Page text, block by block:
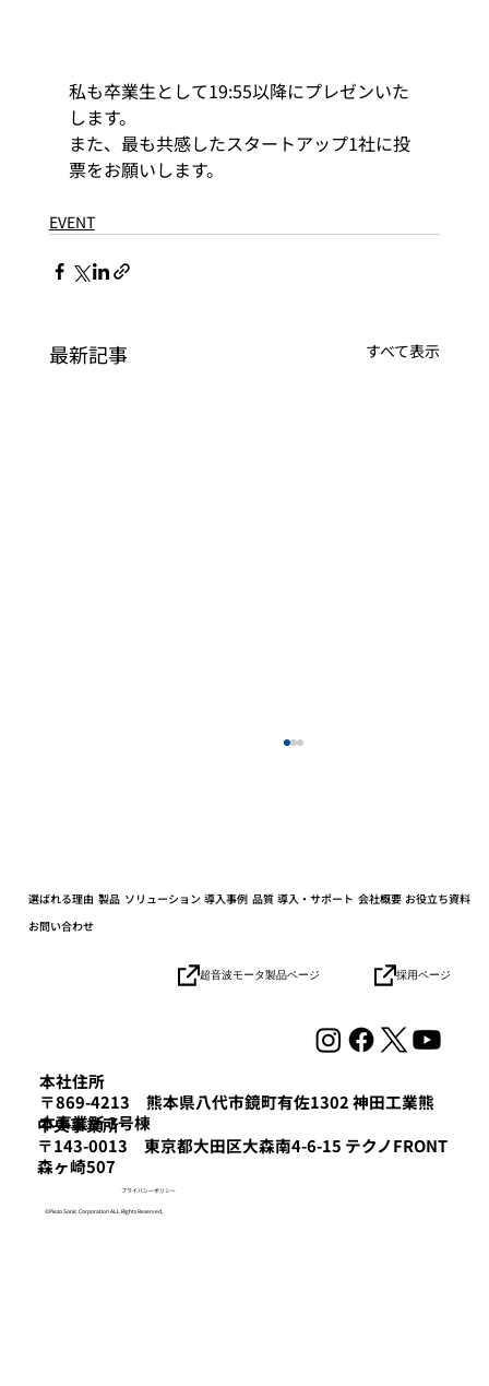
私も卒業生として19:55以降にプレゼンいた
します。
また、最も共感したスタートアップ1社に投
票をお願いします。
EVENT
最新記事 すべて表示
の社会実装を目指す「HICity 次世代ロボ
ティクスMeetup」参加レポート
本社住所
〒869-4213 熊本県八代市鏡町有佐1302 神田工業熊
本事業所 3号棟
​中央事業所
〒143-0013 東京都大田区大森南4-6-15 テクノFRONT
森ヶ崎507
選ばれる理由 製品 ソリューション 導入事例 品質 導入・サポート 会社概要 お役立ち資料
お問い合わせ
超音波モータ製品ページ 採用ページ
プライバシーポリシー
©Piezo Sonic Corporation ALL Rights Reserved.